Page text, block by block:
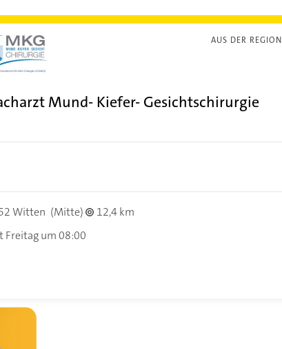
AUS DER REGION
Mund- Kiefer- Gesichtschirurgie
Witten (Mitte)
12,4 km
Freitag um 08:00